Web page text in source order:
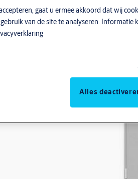
gaat u ermee akkoord dat wij
van de site te analyseren. Informatie
Alles